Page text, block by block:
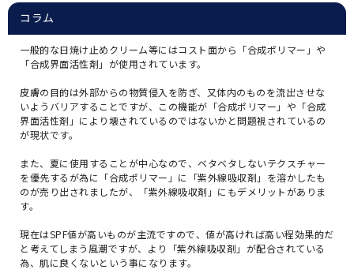
コラム
一般的な日焼け止めクリーム等にはコスト面から「合成ポリマー」や
「合成界面活性剤」が使用されています。
皮膚の目的は外部からの物質侵入を防ぎ、又体内のものを流出させな
いようバリアすることですが、この機能が「合成ポリマー」や「合成
界面活性剤」により壊されているのではないかと問題視されているの
が現状です。
また、夏に使用することが中心なので、ベタベタしないテクスチャー
を優先するが為に「合成ポリマー」に「紫外線吸収剤」を溶かしたも
のが売り出されましたが、「紫外線吸収剤」にもデメリットがありま
す。
現在はSPF値が高いものが主流ですので、値が高ければ高い程効果的だ
と考えてしまう風潮ですが、より「紫外線吸収剤」が配合されている
為、肌に良くないという事になります。